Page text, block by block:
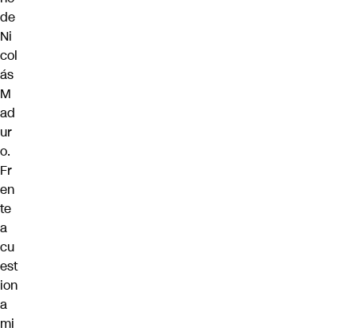
de
Ni
col
ás
M
ad
ur
o.
Fr
en
te
a
cu
est
ion
a
mi